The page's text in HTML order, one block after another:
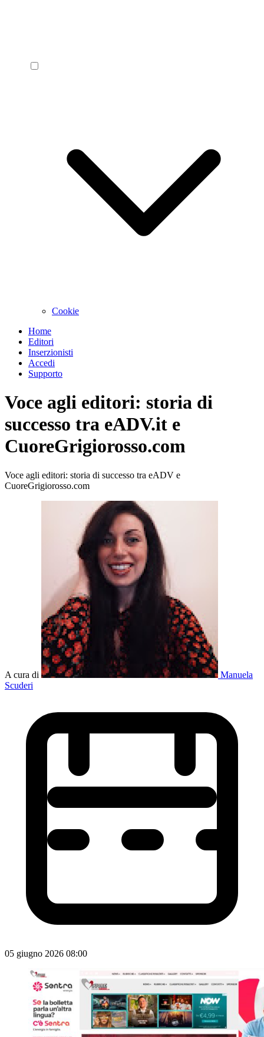
Cookie
Home
Editori
Inserzionisti
Accedi
Supporto
Voce agli editori: storia di
successo tra eADV.it e
CuoreGrigiorosso.com
Voce agli editori: storia di successo tra eADV e
CuoreGrigiorosso.com
A cura di
Manuela
Scuderi
05 giugno 2026 08:00